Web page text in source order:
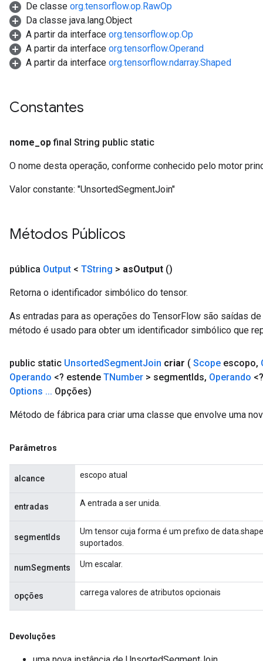
De classe org.tensorflow.op.RawOp
Da classe java.lang.Object
A partir da interface org.tensorflow.op.Op
A partir da interface org.tensorflow.Operand
A partir da interface org.tensorflow.ndarray.Shaped
Constantes
nome op final String public static
O nome desta operação, conforme conhecido pelo motor
Valor constante: "UnsortedSegmentJoin"
Métodos Públicos
pública Output < TString > asOutput ()
Retorna o identificador simbólico do tensor.
As entradas para as operações do TensorFlow são saídas
método é usado para obter um identificador simbólico que
public static UnsortedSegmentJoin criar ( Scope escopo,
Operando <? estende TNumber > segmentIds, Operando
Options ... Opções)
Método de fábrica para criar uma classe que envolve uma
Parâmetros
alcance escopo atual
entradas A entrada a ser unida.
segmentIds
Um tensor cuja forma é um prefixo de
suportados.
numSegments Um escalar.
opções carrega valores de atributos opcionais
Devoluções